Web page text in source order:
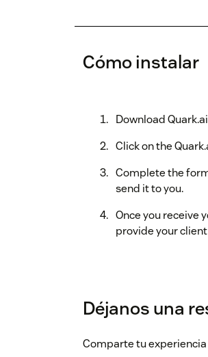
Cómo instalar
Download
Click on the
Complete the
send it to you.
Once you receive
provide your
Déjanos una
Comparte tu